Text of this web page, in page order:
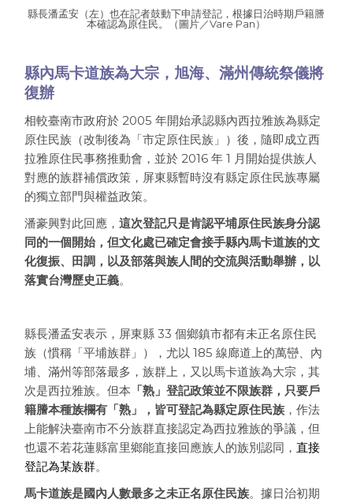
縣長潘孟安（左）也在記者鼓動下申請登記，根據日治時期戶籍謄
本確認為原住民。（圖片／Vare Pan）
縣內馬卡道族為大宗，旭海、滿州傳統祭儀將
復辦
相較臺南市政府於 2005 年開始承認縣內西拉雅族為縣定
原住民族（改制後為「市定原住民族」）後，隨即成立西
拉雅原住民事務推動會，並於 2016 年 1 月開始提供族人
對應的族群補償政策，屏東縣暫時沒有縣定原住民族專屬
的獨立部門與權益政策。
潘豪興對此回應，這次登記只是肯認平埔原住民族身分認
同的一個開始，但文化處已確定會接手縣內馬卡道族的文
化復振、田調，以及部落與族人間的交流與活動舉辦，以
落實台灣歷史正義。
縣長潘孟安表示，屏東縣 33 個鄉鎮市都有未正名原住民
族（慣稱「平埔族群」），尤以 185 線廊道上的萬巒、內
埔、滿州等部落最多，族群上，又以馬卡道族為大宗，其
次是西拉雅族。但本 「熟」登記政策並不限族群，只要戶
籍謄本種族欄有「熟」，皆可登記為縣定原住民族 ，作法
上能解決臺南市不分族群直接認定為西拉雅族的爭議，但
也還不若花蓮縣富里鄉能直接回應族人的族別認同，直接
登記為某族群。
馬卡道族是國內人數最多之未正名原住民族。據日治初期